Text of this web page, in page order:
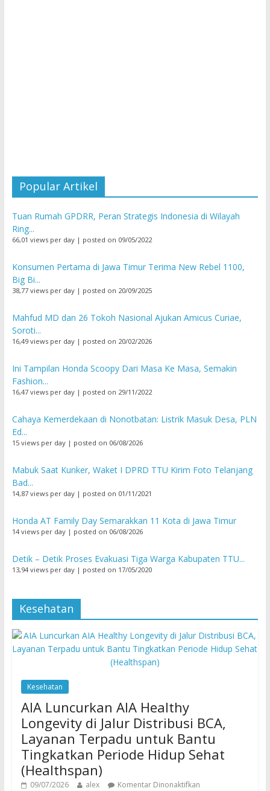
Popular Artikel
Tuan Rumah GPDRR, Peran Strategis Indonesia di Wilayah
Ring...
66,01 views per day| posted on 09/05/2022
Konsumen Pertama di Jawa Timur Terima New Rebel 1100,
Big Bi...
38,77 views per day| posted on 20/09/2025
Mahfud MD dan 26 Tokoh Nasional Ajukan Amicus Curiae,
Soroti...
16,49 views per day| posted on 20/02/2026
Ini Tampilan Honda Scoopy Dari Masa Ke Masa, Semakin
Fashion...
16,47 views per day| posted on 29/11/2022
Cahaya Kemerdekaan di Nonotbatan: Listrik Masuk Desa, PLN
Ed...
15 views per day| posted on 06/08/2026
Mabuk Saat Kunker, Waket I DPRD TTU Kirim Foto Telanjang
Bad...
14,87 views per day| posted on 01/11/2021
Honda AT Family Day Semarakkan 11 Kota di Jawa Timur
14 views per day| posted on 06/08/2026
Detik – Detik Proses Evakuasi Tiga Warga Kabupaten TTU...
13,94 views per day| posted on 17/05/2020
Kesehatan
Kesehatan
AIA Luncurkan AIA Healthy
Longevity di Jalur Distribusi BCA,
Layanan Terpadu untuk Bantu
Tingkatkan Periode Hidup Sehat
(Healthspan)
09/07/2026 alex Komentar Dinonaktifkan